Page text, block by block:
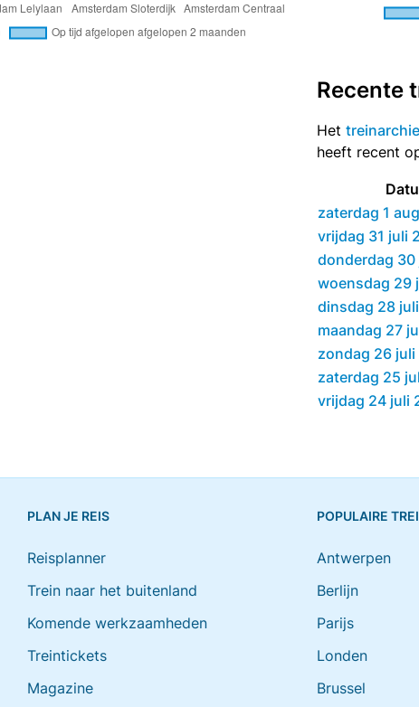
Recente
Het
heeft recent
zaterdag 1
vrijdag 31 juli
donderdag
woensdag 29
dinsdag 28
maandag 27
zondag 26
zaterdag 25
vrijdag 24 juli
PLAN JE REIS
Reisplanner
Trein naar het buitenland
Komende werkzaamheden
Treintickets
Magazine
POPULAIRE
Antwerpen
Berlijn
Parijs
Londen
Brussel